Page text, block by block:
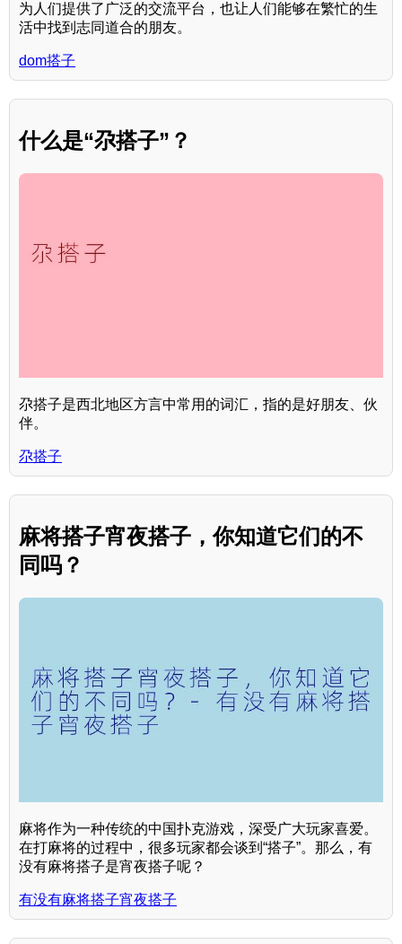
为人们提供了广泛的交流平台，也让人们能够在繁忙的生
活中找到志同道合的朋友。
dom搭子
什么是“尕搭子”？
尕搭子是西北地区方言中常用的词汇，指的是好朋友、伙
伴。
尕搭子
麻将搭子宵夜搭子，你知道它们的不
同吗？
麻将作为一种传统的中国扑克游戏，深受广大玩家喜爱。
在打麻将的过程中，很多玩家都会谈到“搭子”。那么，有
没有麻将搭子是宵夜搭子呢？
有没有麻将搭子宵夜搭子